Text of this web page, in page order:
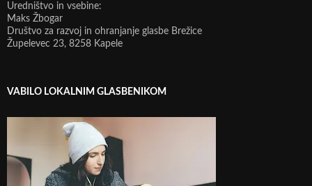
Uredništvo in vsebine:
Maks Žbogar
Društvo za razvoj in ohranjanje glasbe Brežice
Župelevec 23, 8258 Kapele
VABILO LOKALNIM GLASBENIKOM